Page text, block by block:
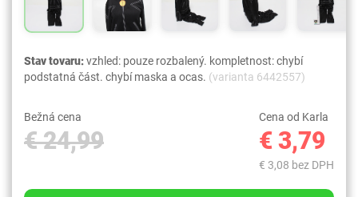
Stav tovaru:vzhled: pouze rozbalený. kompletnost: chybí
podstatná část. chybí maska a ocas. (varianta 6442557)
Bežná cena
€ 24,99
Cena od Karla
€ 3,79
€ 3,08 bez DPH